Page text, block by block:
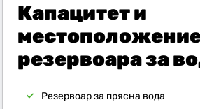
Капацитет и
резервоара за
Резервоар за прясна вода